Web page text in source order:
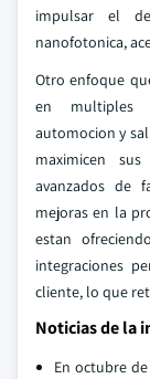
impulsar el
nanofotonica,
Otro enfoque
en multiples
automocion y
maximicen
avanzados de
mejoras en la
estan
integraciones
cliente, lo que
Noticias de la
En octubre